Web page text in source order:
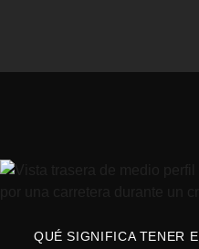
QUÉ SIGNIFICA TENER